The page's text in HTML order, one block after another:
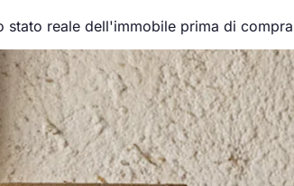
reale dell'immobile prima di